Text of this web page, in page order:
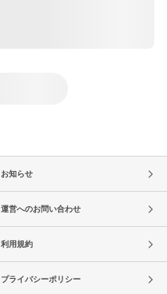
お知らせ
運営へのお問い合わせ
利用規約
プライバシーポリシー